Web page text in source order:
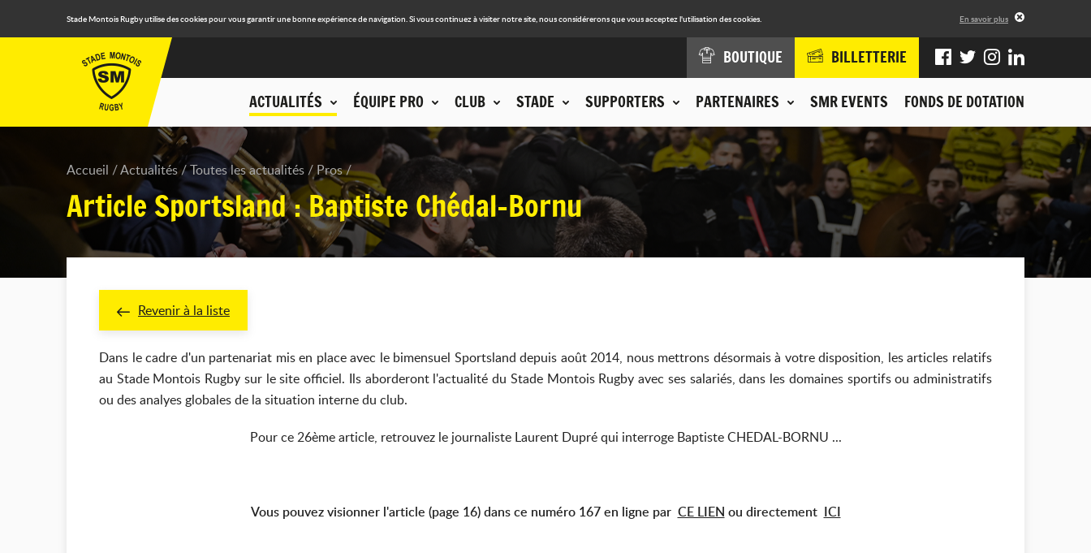
Stade Montois Rugby utilise des cookies pour vous garantir une bonne expérience de navigation. Si vous continuez à visiter notre site, nous considérerons que vous acceptez l'utilisation des cookies. En savoir plus
ACTUALITÉS ÉQUIPE PRO CLUB STADE SUPPORTERS PARTENAIRES SMR EVENTS FONDS DE DOTATION
BOUTIQUE BILLETTERIE
Accueil Actualités Toutes les actualités Pros
Article Sportsland : Baptiste Chédal-Bornu
Revenir à la liste
Dans le cadre d'un partenariat mis en place avec le bimensuel Sportsland depuis août 2014, nous mettrons désormais à votre disposition, les articles relatifs
au Stade Montois Rugby sur le site officiel. Ils aborderont l'actualité du Stade Montois Rugby avec ses salariés, dans les domaines sportifs ou administratifs
ou des analyes globales de la situation interne du club.
Pour ce 26ème article, retrouvez le journaliste Laurent Dupré qui interroge Baptiste CHEDAL-BORNU ...
Vous pouvez visionner l'article (page 16) dans ce numéro 167 en ligne par CE LIEN ou directement ICI